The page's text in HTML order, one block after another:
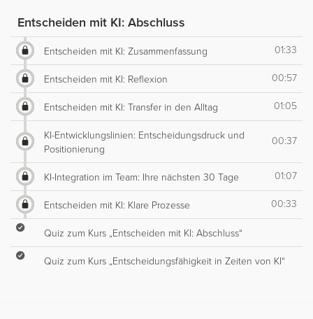
Entscheiden mit KI: Abschluss
Entscheiden mit KI: Zusammenfassung 01:33
Entscheiden mit KI: Reflexion 00:57
Entscheiden mit KI: Transfer in den Alltag 01:05
KI-Entwicklungslinien: Entscheidungsdruck und
Positionierung
00:37
KI-Integration im Team: Ihre nächsten 30 Tage 01:07
Entscheiden mit KI: Klare Prozesse 00:33
Quiz zum Kurs „Entscheiden mit KI: Abschluss“
Quiz zum Kurs „Entscheidungsfähigkeit in Zeiten von KI“